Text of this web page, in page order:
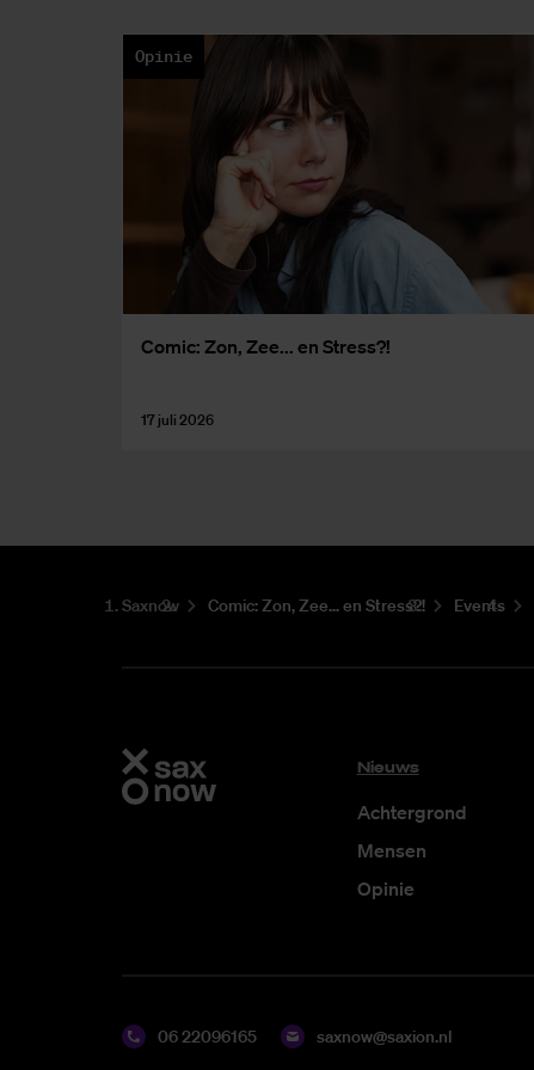
Opinie
Co­mic: Zon, Zee... en Stress?!
17 juli 2026
Saxnow Co­mic: Zon, Zee... en Stress?! Events
Nieuws
Achtergrond
Mensen
Opinie
06 22096165 saxnow@saxion.nl